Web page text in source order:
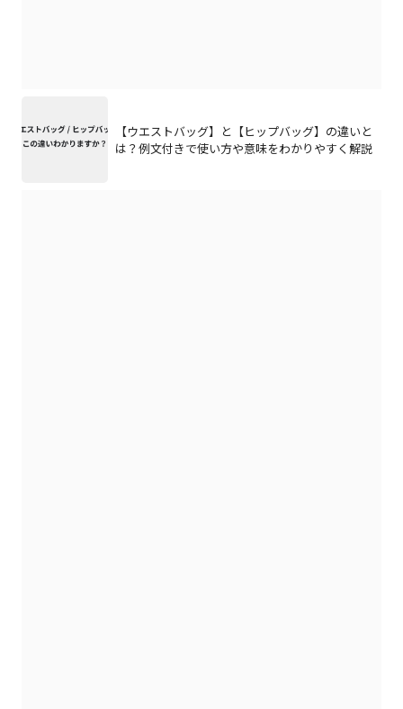
【ウエストバッグ】と【ヒップバッグ】の違いと
は？例文付きで使い方や意味をわかりやすく解説